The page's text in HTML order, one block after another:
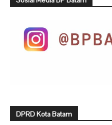
DPRD Kota Batam